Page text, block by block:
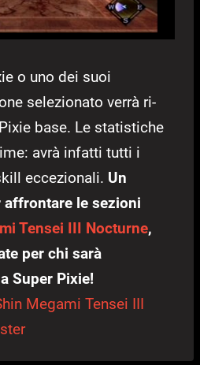
o uno dei suoi
selezionato verrà ri-
base. Le statistiche
avrà infatti tutti i
eccezionali. Un
le sezioni
Tensei III Nocturne,
per chi sarà
Super Pixie!
Megami Tensei III